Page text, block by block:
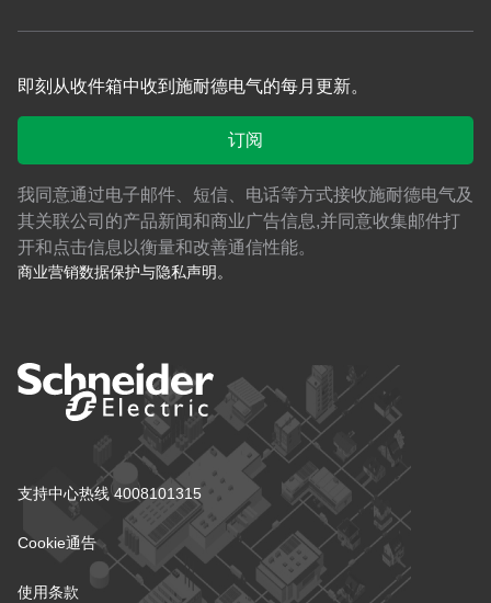
即刻从收件箱中收到施耐德电气的每月更新。
订阅
我同意通过电子邮件、短信、电话等方式接收施耐德电气及
其关联公司的产品新闻和商业广告信息,并同意收集邮件打
开和点击信息以衡量和改善通信性能。
商业营销数据保护与隐私声明。
支持中心热线 4008101315
Cookie通告
使用条款